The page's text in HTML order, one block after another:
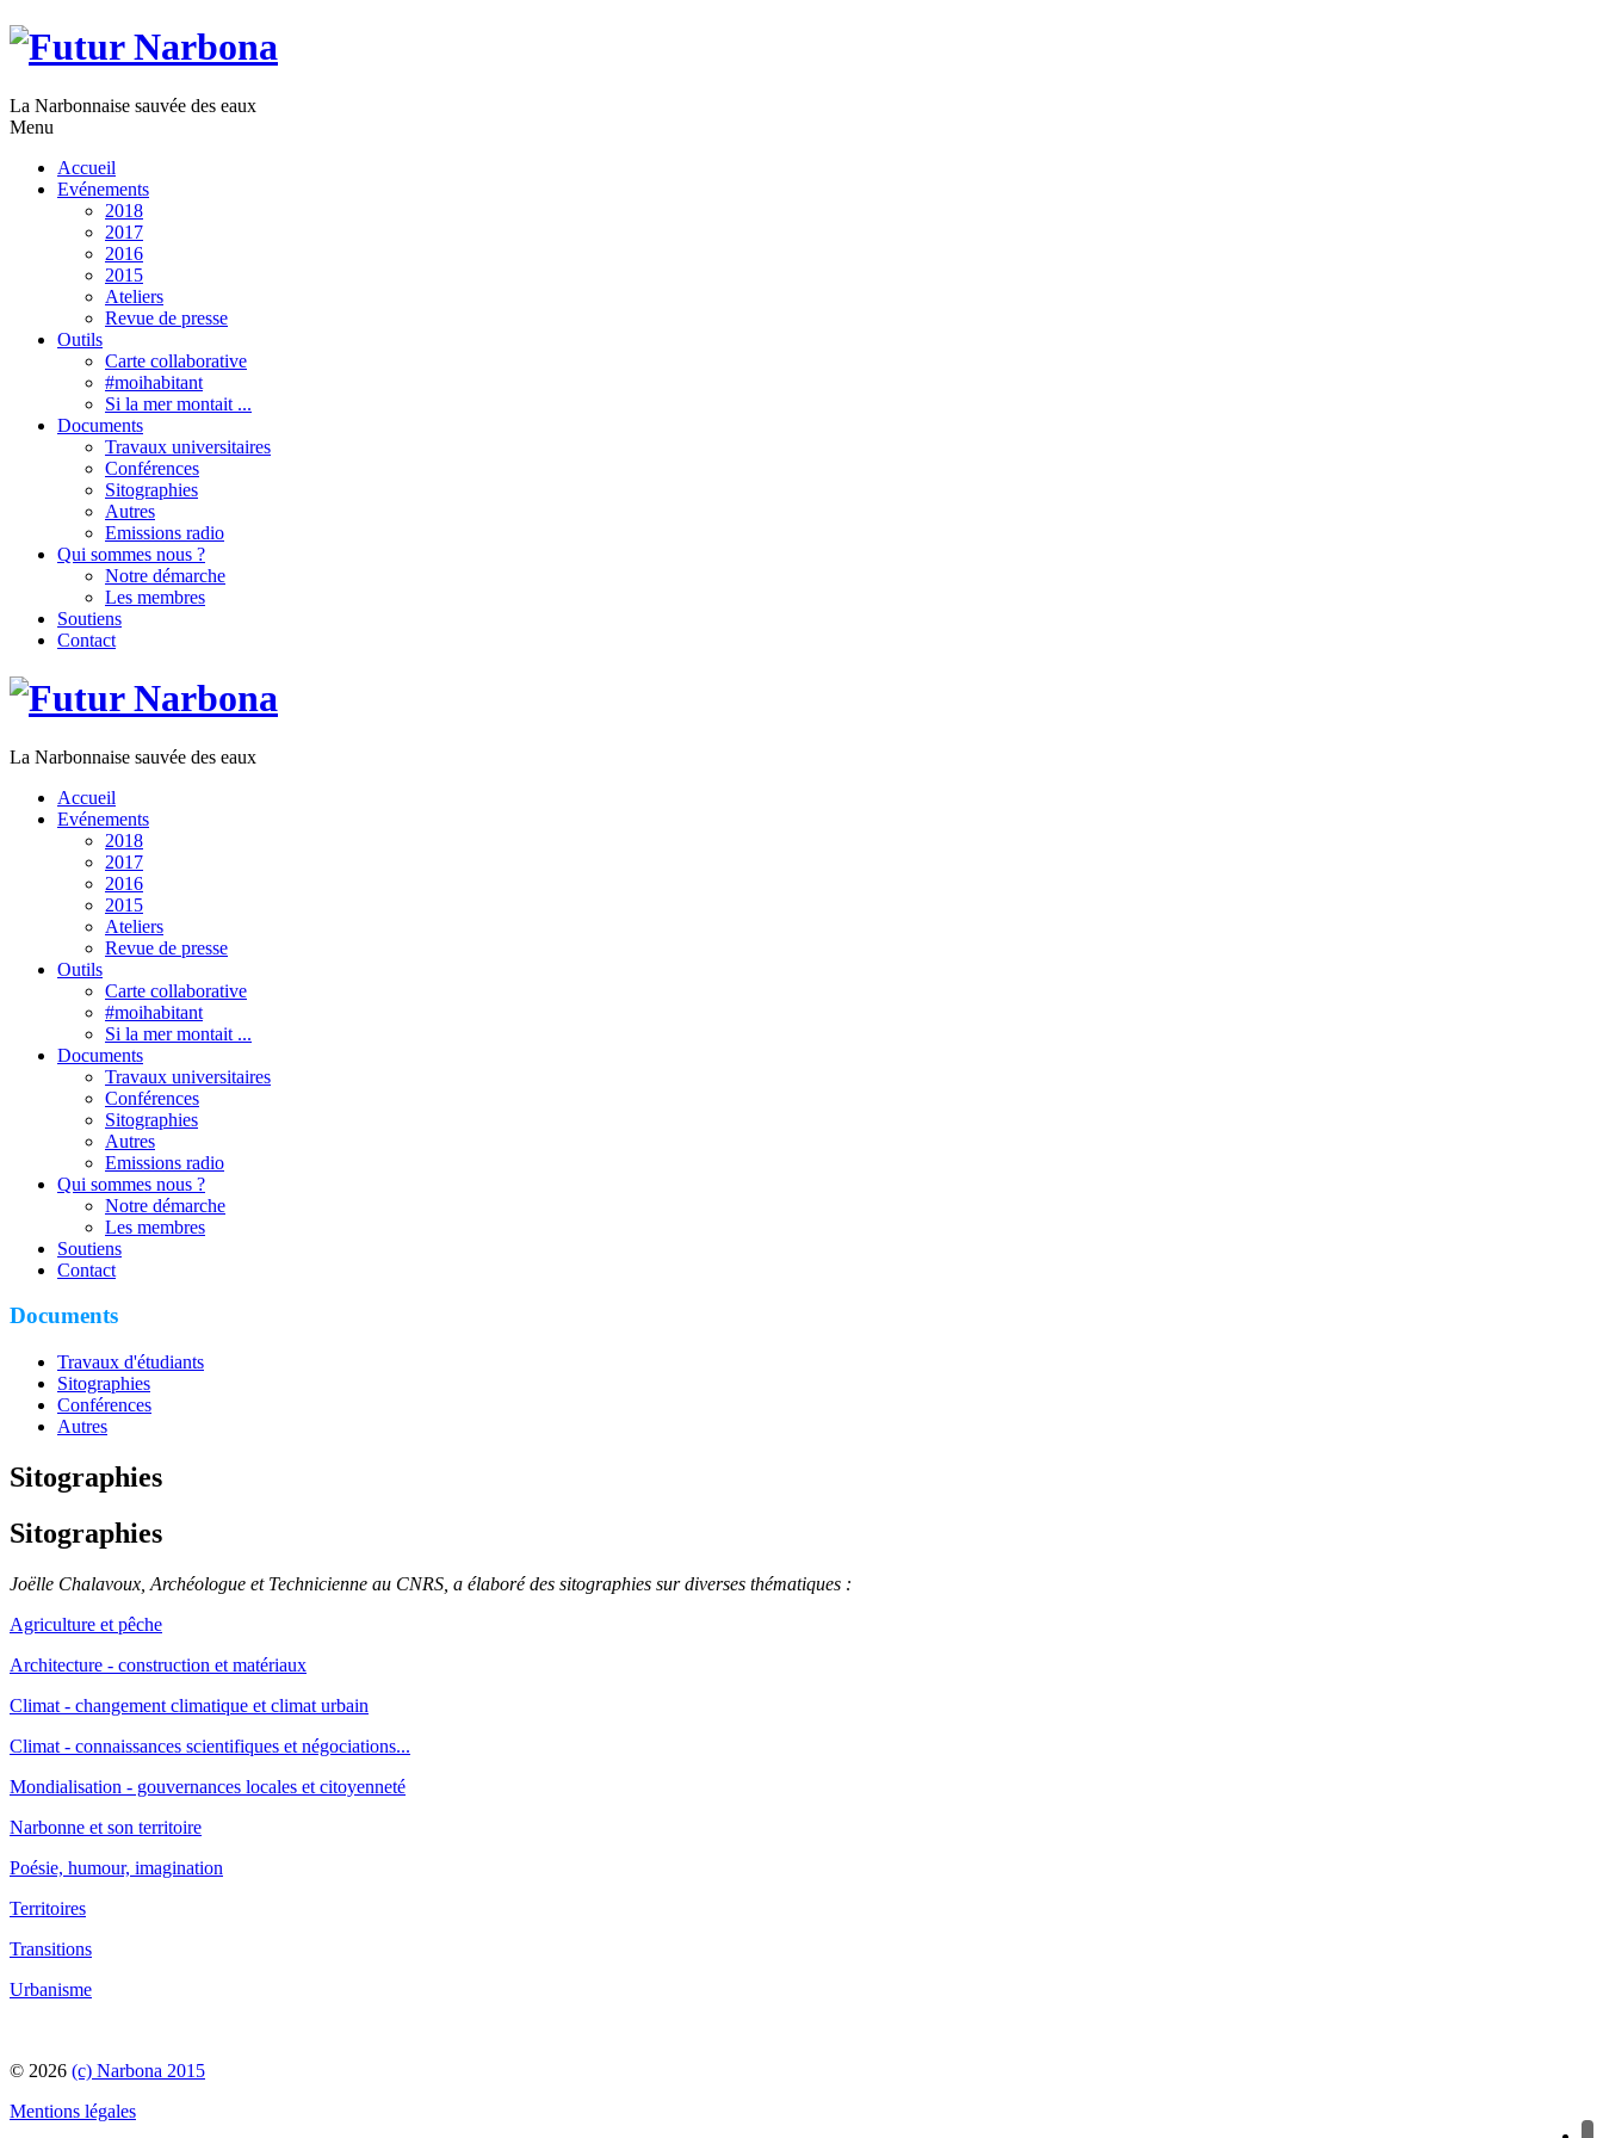
La Narbonnaise sauvée des eaux
Menu
Accueil
Evénements
2018
2017
2016
2015
Ateliers
Revue de presse
Outils
Carte collaborative
#moihabitant
Si la mer montait ...
Documents
Travaux universitaires
Conférences
Sitographies
Autres
Emissions radio
Qui sommes nous ?
Notre démarche
Les membres
Soutiens
Contact
La Narbonnaise sauvée des eaux
Accueil
Evénements
2018
2017
2016
2015
Ateliers
Revue de presse
Outils
Carte collaborative
#moihabitant
Si la mer montait ...
Documents
Travaux universitaires
Conférences
Sitographies
Autres
Emissions radio
Qui sommes nous ?
Notre démarche
Les membres
Soutiens
Contact
Documents
Travaux d'étudiants
Sitographies
Conférences
Autres
Sitographies
Sitographies
Joëlle Chalavoux, Archéologue et Technicienne au CNRS, a élaboré des sitographies sur diverses thématiques :
Agriculture et pêche
Architecture - construction et matériaux
Climat - changement climatique et climat urbain
Climat - connaissances scientifiques et négociations...
Mondialisation - gouvernances locales et citoyenneté
Narbonne et son territoire
Poésie, humour, imagination
Territoires
Transitions
Urbanisme
© 2026 (c) Narbona 2015
Mentions légales